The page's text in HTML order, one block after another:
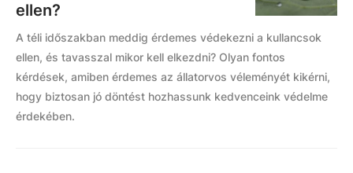
ellen?
A téli időszakban meddig érdemes védekezni a kullancsok
ellen, és tavasszal mikor kell elkezdni? Olyan fontos
kérdések, amiben érdemes az állatorvos véleményét kikérni,
hogy biztosan jó döntést hozhassunk kedvenceink védelme
érdekében.